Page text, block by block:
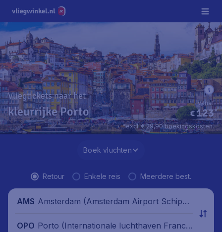
Vliegtickets naar het
kleurrijke Porto €123*
vanaf
*excl. € 29,90 boekingskosten.
Boek vluchten
Retour Enkele reis Meerdere best.
AMS Amsterdam (Amsterdam Airport Schipho
OPO Porto (Internationale luchthaven Francis